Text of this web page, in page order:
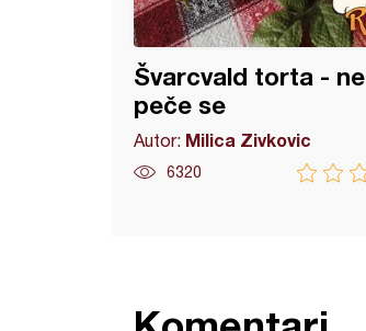
Švarcvald torta - ne
peče se
Autor: Milica Zivkovic
6320